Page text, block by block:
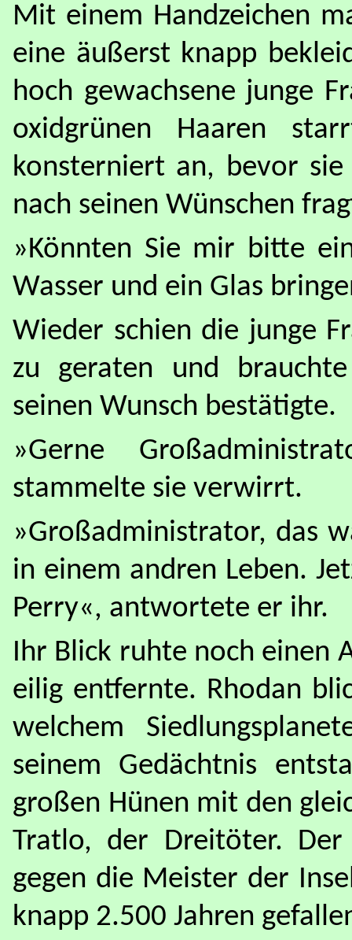
Mit einem Handzeichen
eine äußerst knapp
hoch gewachsene junge
oxidgrünen Haaren
konsterniert an, bevor sie
nach seinen Wünschen
»Könnten Sie mir bitte
Wasser und ein Glas
Wieder schien die junge
zu geraten und
seinen Wunsch bestätigte.
»Gerne
stammelte sie verwirrt.
»Großadministrator, das
in einem andren Leben.
Perry«, antwortete er ihr.
Ihr Blick ruhte noch einen
eilig entfernte. Rhodan
welchem
seinem Gedächtnis
großen Hünen mit den
Tratlo, der Dreitöter. Der
gegen die Meister der
knapp 2.500 Jahren